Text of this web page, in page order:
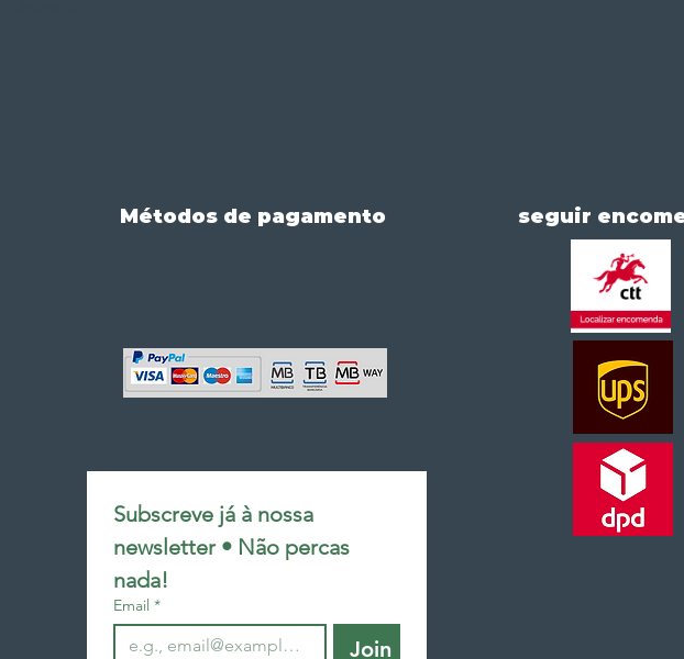
Métodos de pagamento
Subscreve já à nossa
newsletter • Não percas
nada!
Email *
Join
seguir